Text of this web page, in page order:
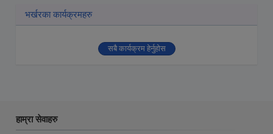
भर्खरका कार्यक्रमहरु
सबै कार्यक्रम हेर्नुहोस
हाम्रा सेवाहरु